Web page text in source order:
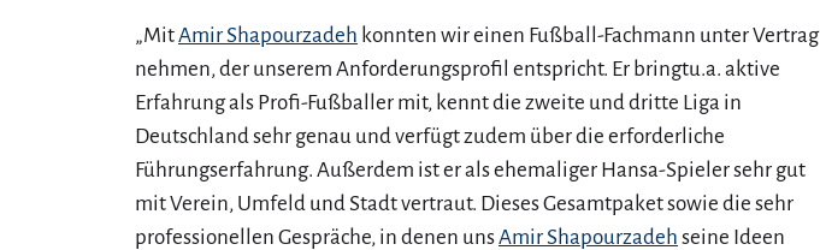
„MitAmir Shapourzadeh konnten wir einen Fußball-Fachmann unter Vertrag
nehmen, der unserem Anforderungsprofil entspricht. Er bringtu.a. aktive
Erfahrung als Profi-Fußballer mit, kennt die zweite und dritte Liga in
Deutschland sehr genau und verfügt zudem über die erforderliche
Führungserfahrung. Außerdem ist er als ehemaliger Hansa-Spieler sehr gut
mit Verein, Umfeld und Stadt vertraut. Dieses Gesamtpaket sowie die sehr
professionellen Gespräche, in denen unsAmir Shapourzadeh seine Ideen